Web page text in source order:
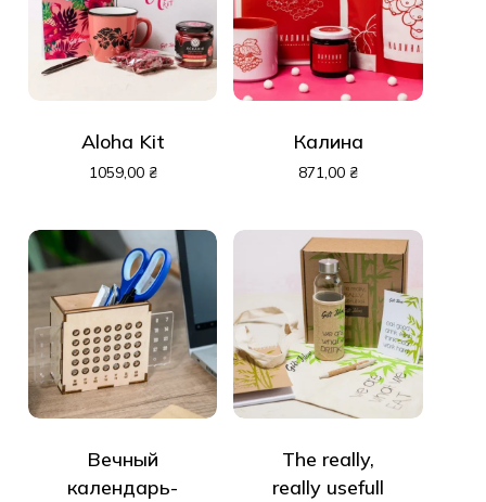
Aloha Kit
1059,00 ₴
Калина
871,00 ₴
Вечный
календарь-
The really,
really usefull